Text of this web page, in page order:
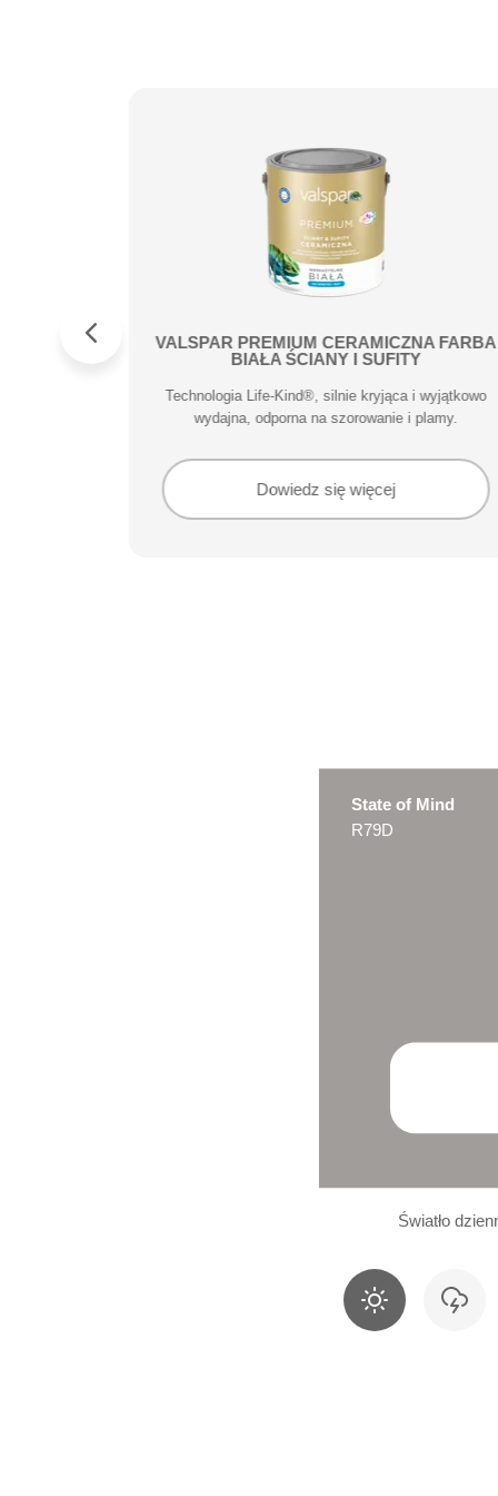
VALSPAR PREMIUM CERAMICZNA FARBA
BIAŁA ŚCIANY I SUFITY
Technologia Life-Kind®, silnie kryjąca i wyjątkowo
wydajna, odporna na szorowanie i plamy.
Dowiedz się więcej
State of Mind
R79D
Światło